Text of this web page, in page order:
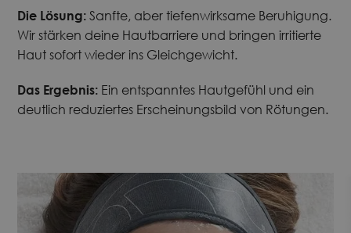
Die Lösung:Sanfte, aber tiefenwirksame Beruhigung.
Wir stärken deine Hautbarriere und bringen irritierte
Haut sofort wieder ins Gleichgewicht.
Das Ergebnis: Ein entspanntes Hautgefühl und ein
deutlich reduziertes Erscheinungsbild von Rötungen.